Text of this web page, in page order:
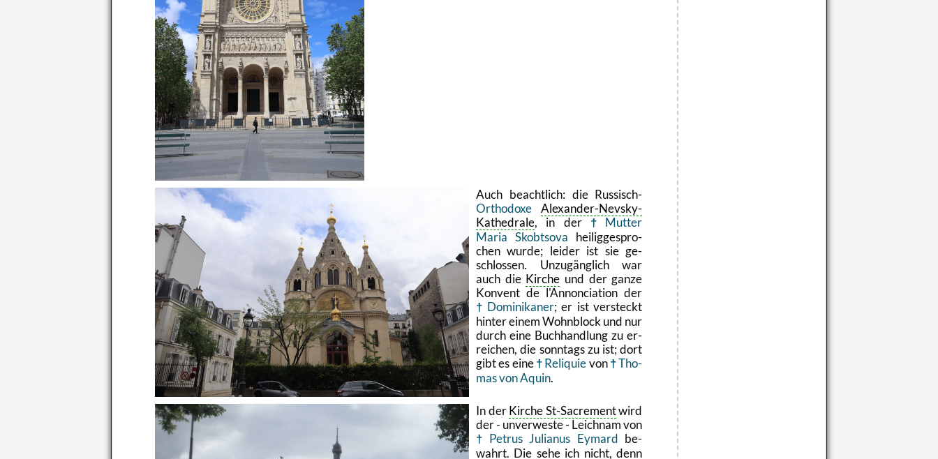
Auch be­acht­lich: die Rus­sisch-
Or­tho­do­xe
Alex­an­der-Nevs­ky-
Ka­the­dra­le, in der
Mut­ter
Maria Skobt­so­va hei­lig­ge­spro­
chen wurde; lei­der ist sie ge­
schlos­sen. Un­zu­gäng­lich war
auch die Kir­che und der ganze
Kon­vent de l'An­non­cia­ti­on der
Do­mi­ni­ka­ner; er ist ver­steckt
hin­ter einem Wohn­block und nur
durch eine Buch­hand­lung zu er­
rei­chen, die sonn­tags zu ist; dort
gibt es eine
Re­li­quievon
Tho­
mas von Aquin.
In derKir­che St-Sa­cre­mentwird
der - un­ver­wes­te - Leich­nam von
Pe­trus Ju­lia­nus Ey­mard be­
wahrt. Die sehe ich nicht, denn